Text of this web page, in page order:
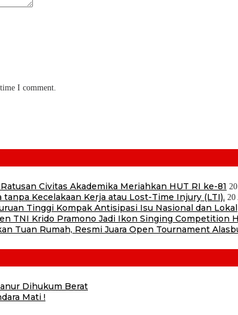
I comment.
Civitas Akademika Meriahkan HUT RI ke-81
Kecelakaan Kerja atau Lost-Time Injury (LTI). 20
Tinggi Kompak Antisipasi Isu Nasional dan Lokal
TNI Krido Pramono Jadi Ikon Singing Competition
Tuan Rumah, Resmi Juara Open Tournament
Dihukum Berat
Mati !